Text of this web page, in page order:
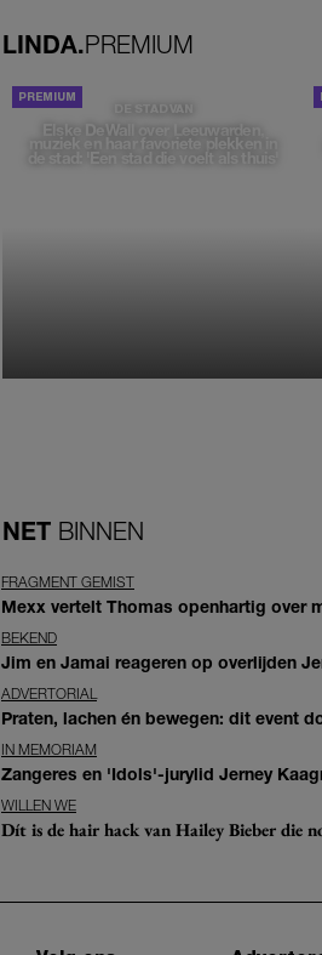
LINDA.PREMIUM
DE STAD VAN
Elske DeWall over Leeuwarden,
muziek en haar favoriete plekken in
de stad: 'Een stad die voelt als thuis'
NET BINNEN
FRAGMENT GEMIST
Mexx vertelt Thomas openhartig over
BEKEND
Jim en Jamai reageren op overlijden
ADVERTORIAL
Praten, lachen én bewegen: dit event
IN MEMORIAM
Zangeres en 'Idols'-jurylid Jerney
WILLEN WE
Dít is de hair hack van Hailey Bieber die